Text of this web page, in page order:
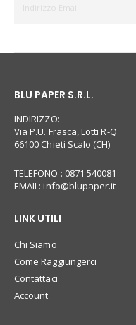
BLU PAPER S.R.L.
INDIRIZZO:
Via P.U. Frasca, Lotti R-Q
66100 Chieti Scalo (CH)
TELEFONO : 0871 540081
EMAIL:info@blupaper.it
LINK UTILI
Chi Siamo
Come Raggiungerci
Contattaci
Account